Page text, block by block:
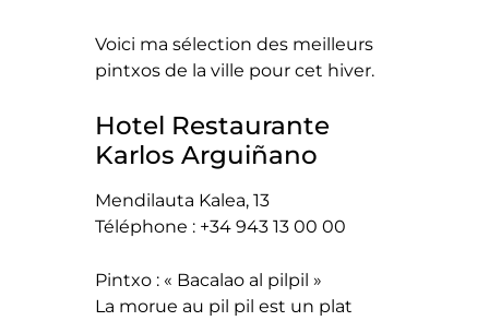
Voici ma sélection des meilleurs
pintxos de la ville pour cet hiver.
Hotel Restaurante
Karlos Arguiñano
Mendilauta Kalea, 13
Téléphone : +34 943 13 00 00
Pintxo : « Bacalao al pilpil »
La morue au pil pil est un plat